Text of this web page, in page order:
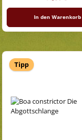
In den Warenkorb
Tipp